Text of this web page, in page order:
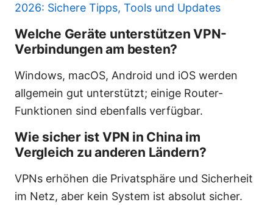
2026: Sichere Tipps, Tools und Updates
Welche Geräte unterstützen VPN-
Verbindungen am besten?
Windows, macOS, Android und iOS werden
allgemein gut unterstützt; einige Router-
Funktionen sind ebenfalls verfügbar.
Wie sicher ist VPN in China im
Vergleich zu anderen Ländern?
VPNs erhöhen die Privatsphäre und Sicherheit
im Netz, aber kein System ist absolut sicher.